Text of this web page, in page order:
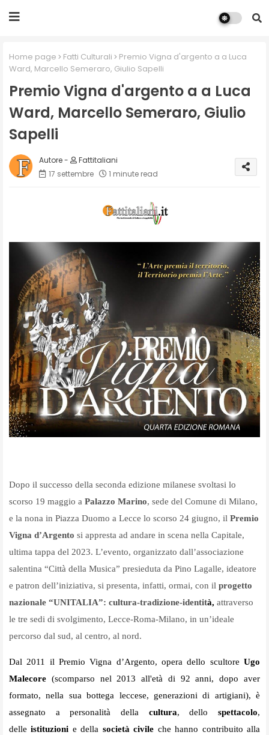
Home page Fatti Culturali
Premio Vigna d'argento a a Luca
Ward, Marcello Semeraro, Giulio Sapelli
Premio Vigna d'argento a a Luca
Ward, Marcello Semeraro, Giulio
Sapelli
Fattitaliani
17 settembre
1 minute read
Dopo il successo della seconda edizione milanese svoltasi lo
scorso 19 maggio a Palazzo Marino, sede del Comune di Milano,
e la nona in Piazza Duomo a Lecce lo scorso 24 giugno, il Premio
Vigna d’Argento si appresta ad andare in scena nella Capitale,
ultima tappa del 2023. L’evento, organizzato dall’associazione
salentina “Città della Musica” presieduta da Pino Lagalle, ideatore
e patron dell’iniziativa, si presenta, infatti, ormai, con il progetto
nazionale “UNITALIA”: cultura-tradizione-identità, attraverso
le tre sedi di svolgimento, Lecce-Roma-Milano, in un’ideale
percorso dal sud, al centro, al nord.
Dal 2011 il Premio Vigna d’Argento, opera dello scultore Ugo
Malecore (scomparso nel 2013 all'età di 92 anni, dopo aver
formato, nella sua bottega leccese, generazioni di artigiani), è
assegnato a personalitàdella cultura, dellospettacolo,
delleistituzioni e della societàcivile che hanno contribuito alla